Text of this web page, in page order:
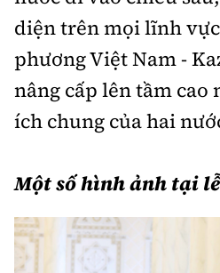
diện trên mọi lĩnh
phương Việt Nam -
nâng cấp lên tầm
ích chung của hai
Một số hình ảnh tại